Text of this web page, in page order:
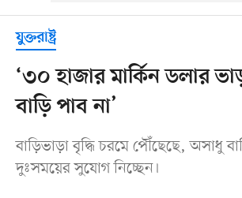
যুক্তরাষ্ট্র
‘৩০ হাজার মার্কিন ডলার
বাড়ি পাব না’
বাড়িভাড়া বৃদ্ধি চরমে পৌঁছেছে, অসাধু
দুঃসময়ের সুযোগ নিচ্ছেন।